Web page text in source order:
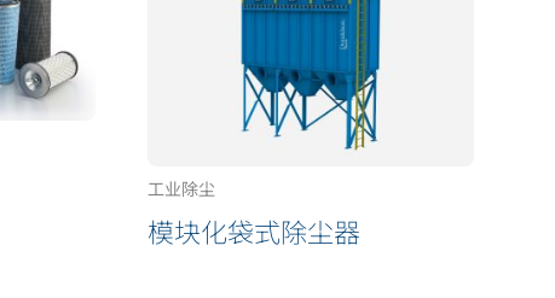
工业除尘
模块化袋式除尘器